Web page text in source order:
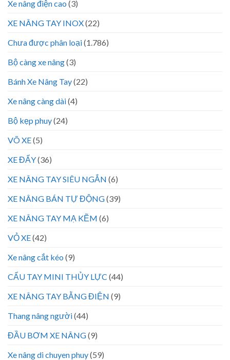
Xe nâng điện cao (3)
XE NÂNG TAY INOX(22)
Chưa được phân loại(1.786)
Bộ càng xe nâng(3)
Bánh Xe Nâng Tay(22)
Xe nâng càng dài(4)
Bộ kẹp phuy(24)
VÕ XE(5)
XE ĐẨY(36)
XE NÂNG TAY SIÊU NGẮN (6)
XE NÂNG BÁN TỰ ĐỘNG(39)
XE NÂNG TAY MẠ KẼM (6)
VỎ XE(42)
Xe nâng cắt kéo (9)
CẨU TAY MINI THỦY LỰC (44)
XE NÂNG TAY BẰNG ĐIỆN (9)
Thang nâng người(44)
ĐẦU BƠM XE NÂNG(9)
Xe nâng di chuyen phuy(59)